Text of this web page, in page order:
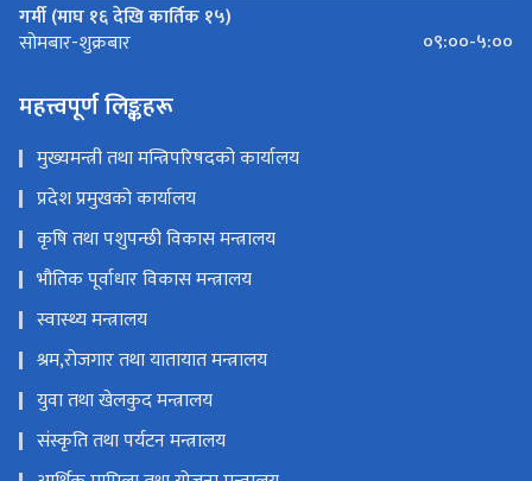
गर्मी (माघ १६ देखि कार्तिक १५)
सोमबार-शुक्रबार ०९:००-५:००
महत्त्वपूर्ण लिङ्कहरू
मुख्यमन्त्री तथा मन्त्रिपरिषदको कार्यालय
प्रदेश प्रमुखको कार्यालय
कृषि तथा पशुपन्छी विकास मन्त्रालय
भौतिक पूर्वाधार विकास मन्त्रालय
स्वास्थ्य मन्त्रालय
श्रम,रोजगार तथा यातायात मन्त्रालय
युवा तथा खेलकुद मन्त्रालय
संस्कृति तथा पर्यटन मन्त्रालय